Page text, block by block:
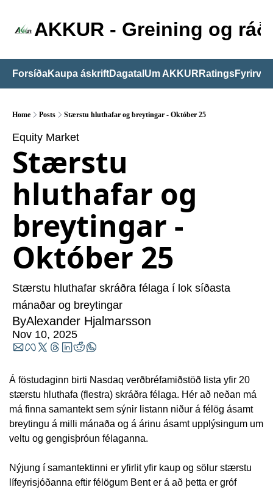
AKKUR - Greining og
ForsíðaKaupa áskriftDagatal Um AKKUR RatingsFyrirvari
Home Posts Stærstu hluthafar og breytingar - Október 25
Equity Market
Stærstu
hluthafar og
breytingar -
Október 25
Stærstu hluthafar skráðra félaga í lok síðasta
mánaðar og breytingar
ByAlexander Hjalmarsson
Nov 10, 2025
Á föstudaginn birti Nasdaq verðbréfamiðstöð lista yfir 20
stærstu hluthafa (flestra) skráðra félaga. Hér að neðan má
má finna samantekt sem sýnir listann niður á félög ásamt
breytingu á milli mánaða og á árinu ásamt upplýsingum um
veltu og gengisþróun félaganna.
Nýjung í samantektinni er yfirlit yfir kaup og sölur stærstu
lífeyrisjóðanna eftir félögum Bent er á að þetta er gróf